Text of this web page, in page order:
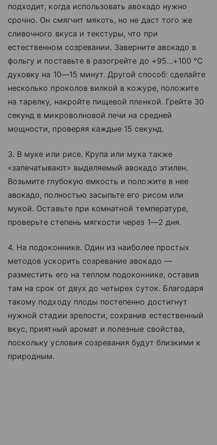
подходит, когда использовать авокадо нужно
срочно. Он смягчит мякоть, но не даст того же
сливочного вкуса и текстуры, что при
естественном созревании. Заверните авокадо в
фольгу и поставьте в разогрейте до +95…+100 °C
духовку на 10—15 минут. Другой способ: сделайте
несколько проколов вилкой в кожуре, положите
на тарелку, накройте пищевой пленкой. Грейте 30
секунд в микроволновой печи на средней
мощности, проверяя каждые 15 секунд.
3. В муке или рисе. Крупа или мука также
«запечатывают» выделяемый авокадо этилен.
Возьмите глубокую емкость и положите в нее
авокадо, полностью засыпьте его рисом или
мукой. Оставьте при комнатной температуре,
проверьте степень мягкости через 1—2 дня.
4. На подоконнике. Один из наиболее простых
методов ускорить созревание авокадо —
разместить его на теплом подоконнике, оставив
там на срок от двух до четырех суток. Благодаря
такому подходу плоды постепенно достигнут
нужной стадии зрелости, сохранив естественный
вкус, приятный аромат и полезные свойства,
поскольку условия созревания будут близкими к
природным.